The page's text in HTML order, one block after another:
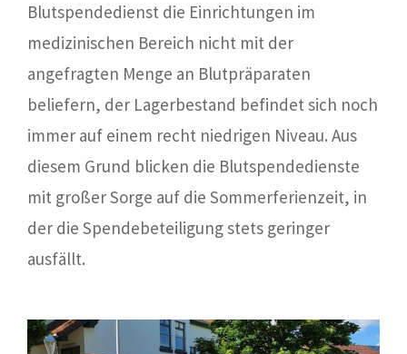
Blutspendedienst die Einrichtungen im
medizinischen Bereich nicht mit der
angefragten Menge an Blutpräparaten
beliefern, der Lagerbestand befindet sich noch
immer auf einem recht niedrigen Niveau. Aus
diesem Grund blicken die Blutspendedienste
mit großer Sorge auf die Sommerferienzeit, in
der die Spendebeteiligung stets geringer
ausfällt.